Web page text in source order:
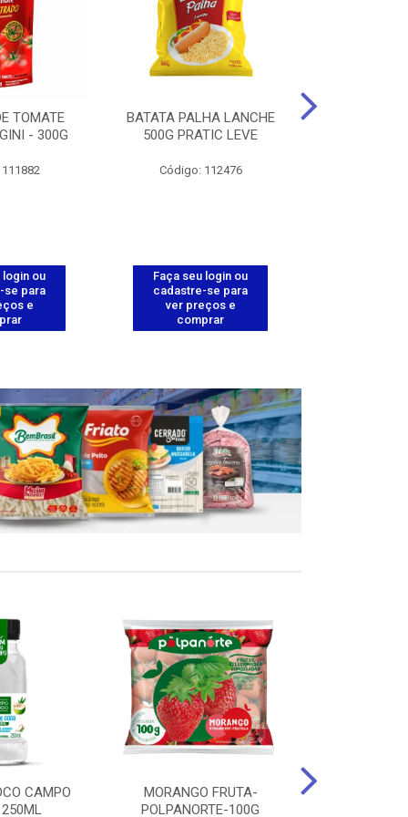
TOMATE
- 300G
login ou
se para
e
BATATA PALHA LANCHE
500G PRATIC LEVE
Código: 112476
Faça seu login ou
cadastre-se para
ver preços e
comprar
CAMPO
MORANGO FRUTA-
POLPANORTE-100G